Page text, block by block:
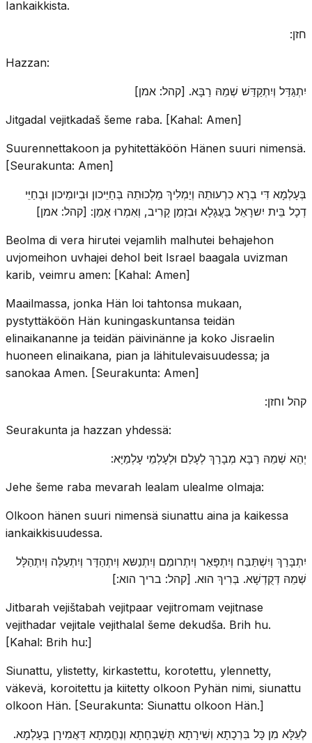
Iankaikkista.
חזן:
Hazzan:
יִתְגַּדַּל וְיִתְקַדַּשׁ שְׁמֵהּ רַבָּא. [קהל: אמן]
Jitgadal vejitkadaš šeme raba. [Kahal: Amen]
Suurennettakoon ja pyhitettäköön Hänen suuri nimensä.
[Seurakunta: Amen]
בְּעָלְמָא דִּי בְרָא כִרְעוּתֵהּ וְיַמְלִיךְ מַלְכוּתֵהּ בְּחַיֵּיכון וּבְיומֵיכון וּבְחַיֵּי
דְכָל בֵּית יִשרָאֵל בַּעֲגָלָא וּבִזְמַן קָרִיב, וְאִמְרוּ אָמֵן: [קהל: אמן]
Beolma di vera hirutei vejamlih malhutei behajehon
uvjomeihon uvhajei dehol beit Israel baagala uvizman
karib, veimru amen: [Kahal: Amen]
Maailmassa, jonka Hän loi tahtonsa mukaan,
pystyttäköön Hän kuningaskuntansa teidän
elinaikananne ja teidän päivinänne ja koko Jisraelin
huoneen elinaikana, pian ja lähitulevaisuudessa; ja
sanokaa Amen. [Seurakunta: Amen]
קהל וחזן:
Seurakunta ja hazzan yhdessä:
יְהֵא שְׁמֵהּ רַבָּא מְבָרַךְ לְעָלַם וּלְעָלְמֵי עָלְמַיָּא:
Jehe šeme raba mevarah lealam ulealme olmaja:
Olkoon hänen suuri nimensä siunattu aina ja kaikessa
iankaikkisuudessa.
יִתְבָּרַךְ וְיִשְׁתַּבַּח וְיִתְפָּאַר וְיִתְרומַם וְיִתְנַשּא וְיִתְהַדָּר וְיִתְעַלֶּה וְיִתְהַלָּל
שְׁמֵהּ דְּקֻדְשָׁא. בְּרִיךְ הוּא. [קהל: בריך הוא:]
Jitbarah vejištabah vejitpaar vejitromam vejitnase
vejithadar vejitale vejithalal šeme dekudša. Brih hu.
[Kahal: Brih hu:]
Siunattu, ylistetty, kirkastettu, korotettu, ylennetty,
väkevä, koroitettu ja kiitetty olkoon Pyhän nimi, siunattu
olkoon Hän. [Seurakunta: Siunattu olkoon Hän.]
לְעֵלָּא מִן כָּל בִּרְכָתָא וְשִׁירָתָא תֻּשְׁבְּחָתָא וְנֶחֱמָתָא דַּאֲמִירָן בְּעָלְמָא.